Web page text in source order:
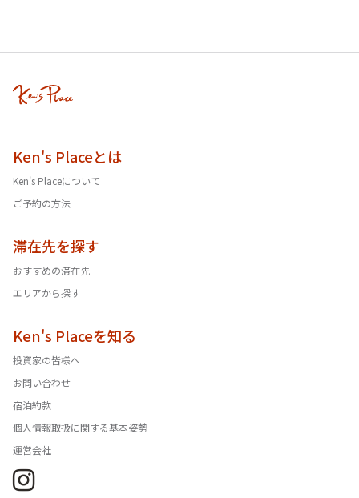
Ken's Placeとは
Ken's Placeについて
ご予約の方法
滞在先を探す
おすすめの滞在先
エリアから探す
Ken's Placeを知る
投資家の皆様へ
お問い合わせ
宿泊約款
個人情報取扱に関する基本姿勢
運営会社